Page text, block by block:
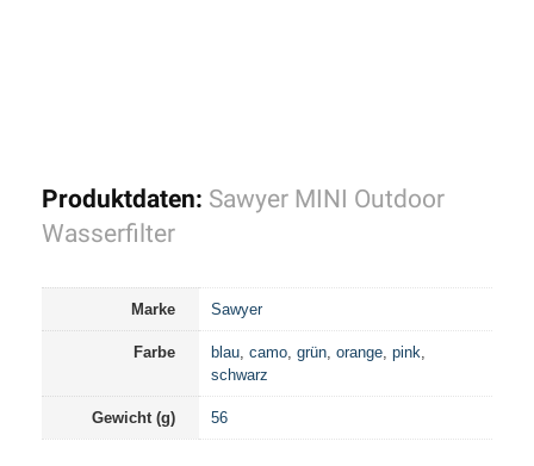
Produktdaten: Sawyer MINI Outdoor
Wasserfilter
Marke Sawyer
Farbe blau, camo, grün, orange, pink,
schwarz
Gewicht (g) 56